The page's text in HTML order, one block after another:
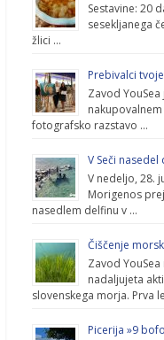
Sestavine: 20
sesekljanega
žlici …
Prebivalci
Zavod
fotografsko razstavo …
V Seči nasedel
V nedeljo, 28.
Morigenos
nasedlem delfinu v …
Čiščenje
Zavod YouSea
nadaljujeta
slovenskega morja. Prva
Picerija »9